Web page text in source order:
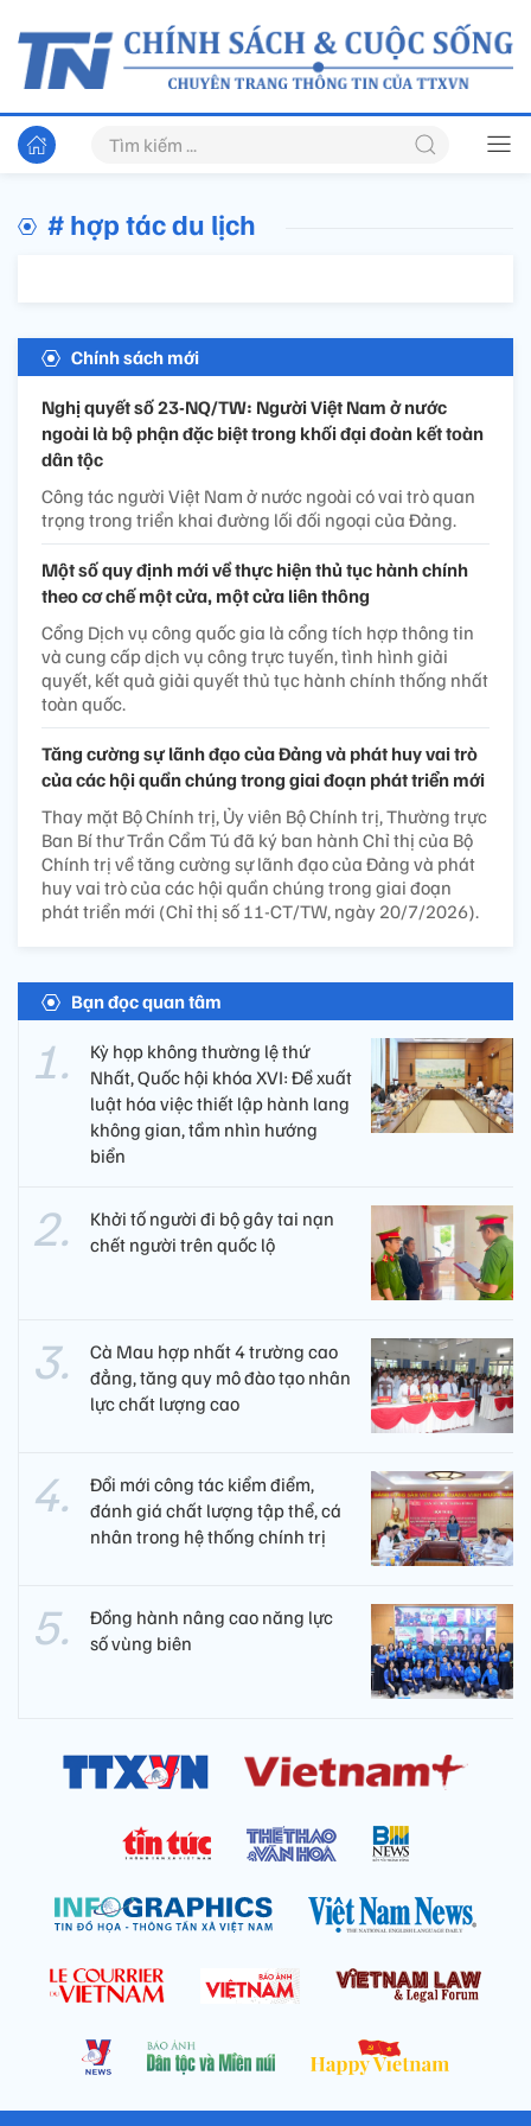
# hợp tác du lịch
Chính sách mới
Nghị quyết số 23-NQ/TW: Người Việt Nam ở nước
ngoài là bộ phận đặc biệt trong khối đại đoàn kết toàn
dân tộc
Công tác người Việt Nam ở nước ngoài có vai trò quan
trọng trong triển khai đường lối đối ngoại của Đảng.
Một số quy định mới về thực hiện thủ tục hành chính
theo cơ chế một cửa, một cửa liên thông
Cổng Dịch vụ công quốc gia là cổng tích hợp thông tin
và cung cấp dịch vụ công trực tuyến, tình hình giải
quyết, kết quả giải quyết thủ tục hành chính thống nhất
toàn quốc.
Tăng cường sự lãnh đạo của Đảng và phát huy vai trò
của các hội quần chúng trong giai đoạn phát triển mới
Thay mặt Bộ Chính trị, Ủy viên Bộ Chính trị, Thường trực
Ban Bí thư Trần Cẩm Tú đã ký ban hành Chỉ thị của Bộ
Chính trị về tăng cường sự lãnh đạo của Đảng và phát
huy vai trò của các hội quần chúng trong giai đoạn
phát triển mới (Chỉ thị số 11-CT/TW, ngày 20/7/2026).
Bạn đọc quan tâm
Kỳ họp không thường lệ thứ
Nhất, Quốc hội khóa XVI: Đề xuất
luật hóa việc thiết lập hành lang
không gian, tầm nhìn hướng
biển
Khởi tố người đi bộ gây tai nạn
chết người trên quốc lộ
Cà Mau hợp nhất 4 trường cao
đẳng, tăng quy mô đào tạo nhân
lực chất lượng cao
Đổi mới công tác kiểm điểm,
đánh giá chất lượng tập thể, cá
nhân trong hệ thống chính trị
Đồng hành nâng cao năng lực
số vùng biên